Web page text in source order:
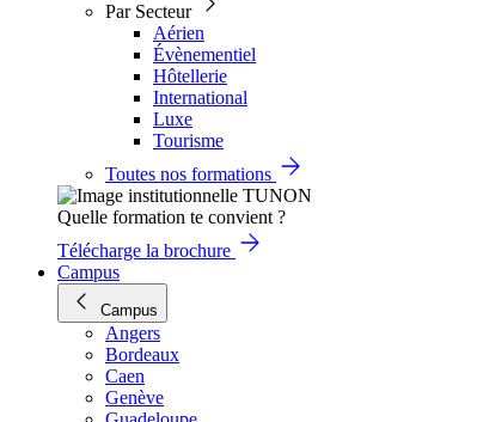
Par Secteur
Aérien
Évènementiel
Hôtellerie
International
Luxe
Tourisme
Toutes nos formations
Quelle formation te convient ?
Télécharge la brochure
Campus
Campus
Angers
Bordeaux
Caen
Genève